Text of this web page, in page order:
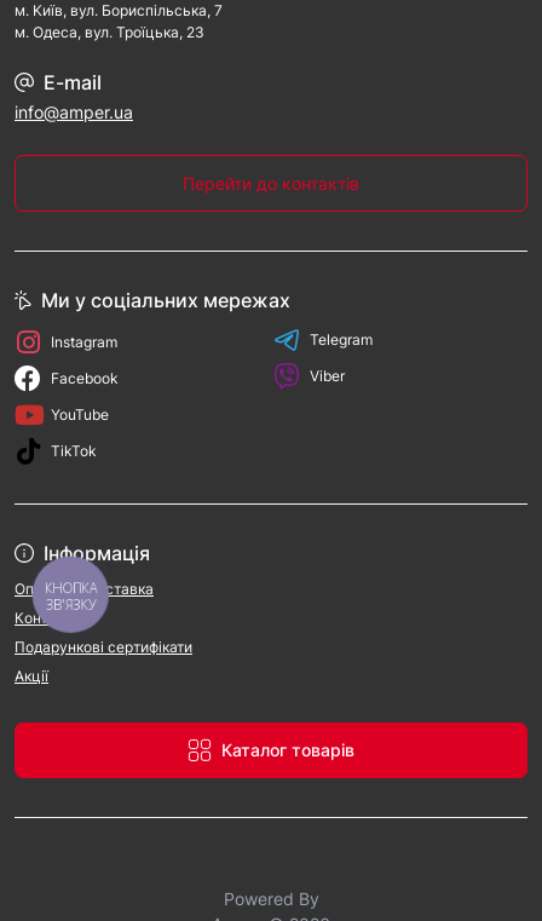
м. Kиїв, вул. Бориспільська, 7
м. Одеса, вул. Троїцька, 23
E-mail
info@amper.ua
Перейти до контактів
Інформація
Оплата та доставка
Контакти
Подарункові сертифікати
Акції
Каталог товарів
Ми у соціальних мережах
Instagram
Facebook
YouTube
TikTok
Telegram
Viber
Powered By
КНОПКА
ЗВ'ЯЗКУ